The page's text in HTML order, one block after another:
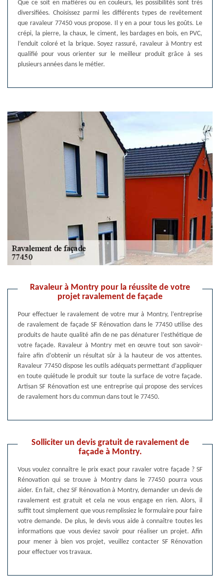
Que ce soit en matières ou en couleurs, les possibilités sont très
diversifiées. Choisissez parmi les différents types de revêtement
que ravaleur 77450 vous propose. Il y en a pour tous les goûts. Le
crépi, la pierre, la chaux, le ciment, les bardages en bois, en PVC,
l’enduit coloré et la brique. Soyez rassuré, ravaleur à Montry est
qualifié pour vous orienter sur le meilleur produit grâce à ses
plusieurs années dans le métier.
Ravaleur à Montry pour la réussite de votre
projet ravalement de façade
Pour effectuer le ravalement de votre mur à Montry, l’entreprise
de ravalement de façade SF Rénovation dans le 77450 utilise des
produits de haute qualité afin de ne pas dénaturer l’esthétique de
votre façade. Ravaleur à Montry met en œuvre tout son savoir-
faire afin d’obtenir un résultat sûr à la hauteur de vos attentes.
Ravaleur 77450 dispose les outils adéquats permettant d’appliquer
en toute quiétude le produit sur toute la surface de votre façade.
Artisan SF Rénovation est une entreprise qui propose des services
de ravalement hors du commun dans tout le 77450.
Solliciter un devis gratuit de ravalement de
façade à Montry.
Vous voulez connaître le prix exact pour ravaler votre façade ? SF
Rénovation qui se trouve à Montry dans le 77450 pourra vous
aider. En fait, chez SF Rénovation à Montry, demander un devis de
ravalement est gratuit et cela ne vous engage en rien. Alors, il
suffit tout simplement que vous remplissiez le formulaire pour faire
votre demande. De plus, le devis vous aide à connaître toutes les
informations que vous deviez savoir pour réaliser un projet. Afin
pour mener à bien vos projet, veuillez contacter SF Rénovation
pour effectuer vos travaux.